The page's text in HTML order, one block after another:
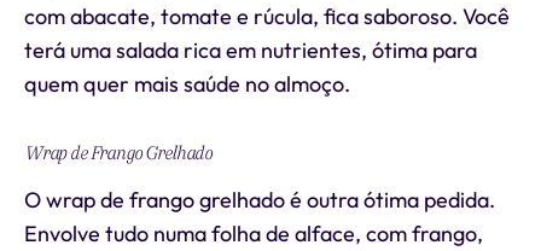
com abacate, tomate e rúcula, fica saboroso. Você
terá uma salada rica em nutrientes, ótima para
quem quer mais saúde no almoço.
Wrap de Frango Grelhado
O wrap de frango grelhado é outra ótima pedida.
Envolve tudo numa folha de alface, com frango,